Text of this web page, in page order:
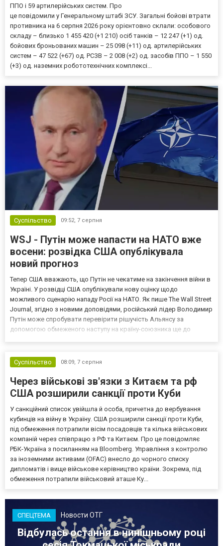
ППО і 59 артилерійських систем. Про
це повідомили у Генеральному штабі ЗСУ. Загальні бойові втрати
противника на 6 серпня 2026 року орієнтовно склали: особового
складу – близько 1 455 420 (+1 210) осіб танків – 12 247 (+1) од.
бойових броньованих машин – 25 098 (+11) од. артилерійських
систем – 47 522 (+67) од. РСЗВ – 2 008 (+2) од. засобів ППО – 1 550
(+3) од. наземних робототехнічних комплексі...
Суспільство 09:52, 7 серпня
WSJ - Путін може напасти на НАТО вже
восени: розвідка США опублікувала
новий прогноз
Тепер США вважають, що Путін не чекатиме на закінчення війни в
Україні. У розвідці США опублікували нову оцінку щодо
можливого сценарію нападу Росії на НАТО. Як пише The Wall Street
Journal, згідно з новими доповідями, російський лідер Володимир
Путін може спробувати перевірити рішучість Альянсу за
допомогою обмеженого наступу на країну-союзника ще до
Суспільство
08:09, 7 серпня
Через військові зв'язки з Китаєм та рф
США розширили санкції проти Куби
У санкційний список увійшла й особа, причетна до вербування
кубинців на війну в Україну. США розширили санкції проти Куби,
під обмеження потрапили вісім посадовців та кілька військових
компаній через співпрацю з РФ та Китаєм. Про це повідомляє
РБК-Україна з посиланням на Bloomberg. Управління з контролю
за іноземними активами (OFAC) внесло до чорного списку
дипломатів і вище військове керівництво країни. Зокрема, під
обмеження потрапили військовий аташе Ку...
СПЕЦТЕМА Новости ОТГ
Відбулась остання в нинішньому році